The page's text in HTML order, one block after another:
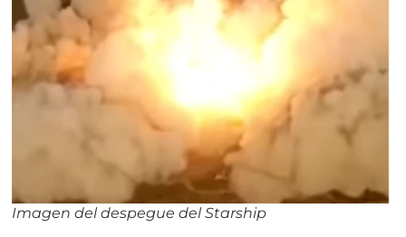
Imagen del despegue del Starship